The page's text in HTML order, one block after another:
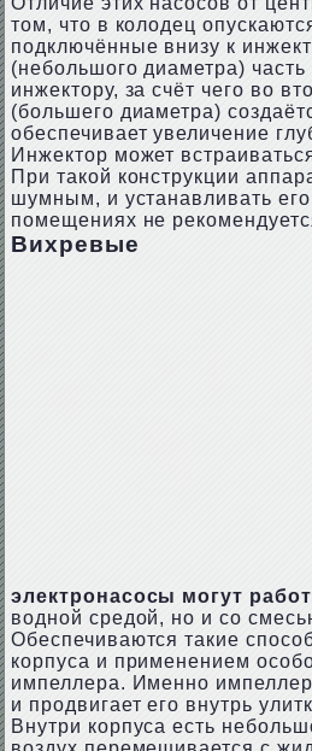
том, что в колодец
подключённые внизу к
(небольшого диаметра)
инжектору, за счёт чего во
(большего диаметра)
обеспечивает увеличение
Инжектор может
При такой конструкции
шумным, и устанавливать
помещениях не
Вихревые
электронасосы могут
водной средой, но и со
Обеспечиваются такие
корпуса и применением
импеллера. Именно импеллер
и продвигает его внутрь
Внутри корпуса есть